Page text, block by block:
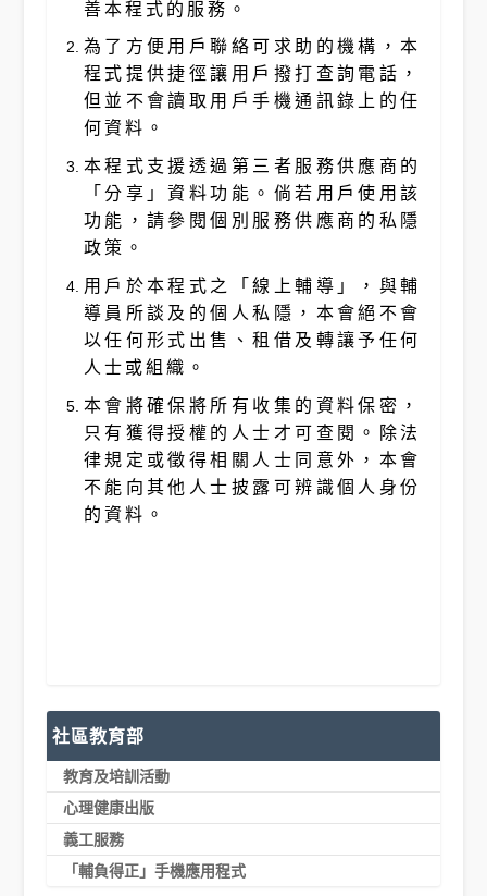
善本程式的服務。
為了方便用戶聯絡可求助的機構，本
程式提供捷徑讓用戶撥打查詢電話，
但並不會讀取用戶手機通訊錄上的任
何資料。
本程式支援透過第三者服務供應商的
「分享」資料功能。倘若用戶使用該
功能，請參閱個別服務供應商的私隱
政策。
用戶於本程式之「線上輔導」，與輔
導員所談及的個人私隱，本會絕不會
以任何形式出售、租借及轉讓予任何
人士或組織。
本會將確保將所有收集的資料保密，
只有獲得授權的人士才可查閱。除法
律規定或徵得相關人士同意外，本會
不能向其他人士披露可辨識個人身份
的資料。
社區教育部
教育及培訓活動
心理健康出版
義工服務
「輔負得正」手機應用程式